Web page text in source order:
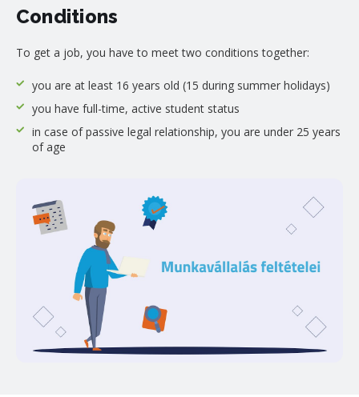
Conditions
To get a job, you have to meet two conditions together:
you are at least 16 years old (15 during summer holidays)
you have full-time, active student status
in case of passive legal relationship, you are under 25 years
of age